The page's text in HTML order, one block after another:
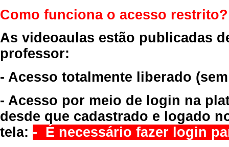
Como funciona o acesso restrito?
As videoaulas estão publicadas
professor:
- Acesso totalmente liberado
- Acesso por meio de login na
desde que cadastrado e logado
tela: - É necessário fazer login